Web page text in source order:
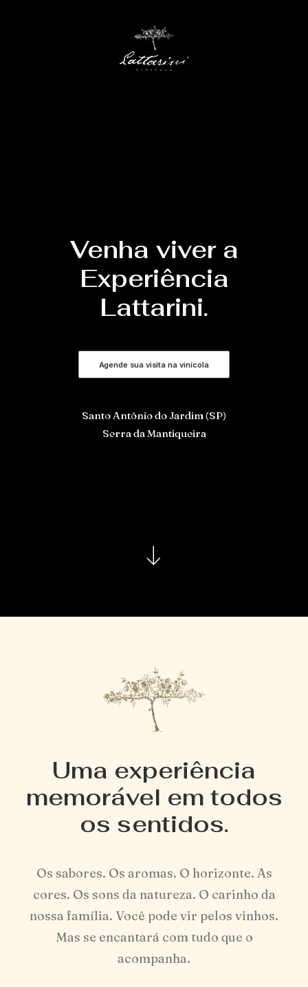
Venha viver a
Experiência
Lattarini.
Agende sua visita na vinícola
Santo Antônio do Jardim (SP)
Serra da Mantiqueira
Uma experiência
memorável em todos
os sentidos.
Os sabores. Os aromas. O horizonte. As
cores. Os sons da natureza. O carinho da
nossa família. Você pode vir pelos vinhos.
Mas se encantará com tudo que o
acompanha.